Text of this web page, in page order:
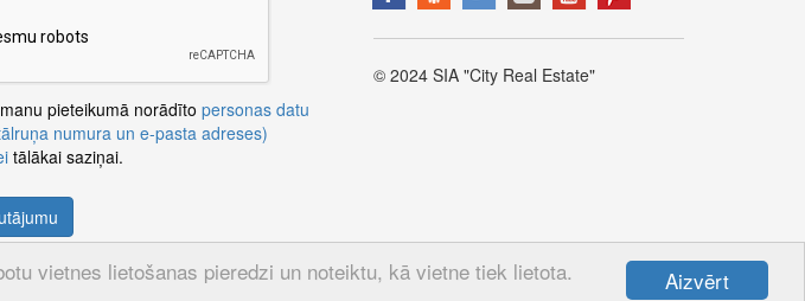
Aizvērt
vietnes lietošanas pieredzi un noteiktu, kā vietne tiek lietota.
pieteikumā norādīto personas datu
numura un e-pasta adreses)
tālākai saziņai.
© 2024 SIA "City Real Estate"